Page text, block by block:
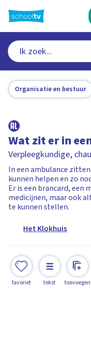
naar
hoofdinhoud
Organisatie en bestuur
Wat zit er in
Verpleegkundige,
In een ambulance
kunnen helpen en zo
Er is een brancard, een
medicijnen, maar ook
te kunnen stellen.
Het Klokhuis
favoriet tekst toevoegen